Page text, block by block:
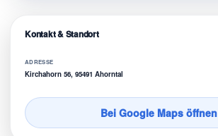
Kontakt & Standort
ADRESSE
Kirchahorn 56, 95491 Ahorntal
Bei Google Maps öffnen